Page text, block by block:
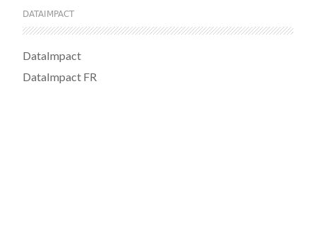
DATAIMPACT
DataImpact
DataImpact FR